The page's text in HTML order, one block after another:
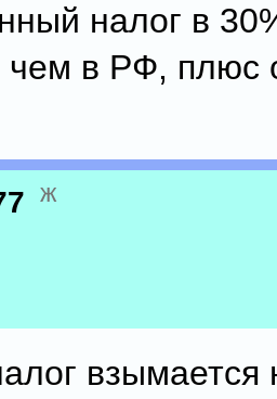
налог в
чем в РФ, плюс
ж
взымается